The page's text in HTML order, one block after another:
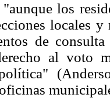
los
locales
de
al voto